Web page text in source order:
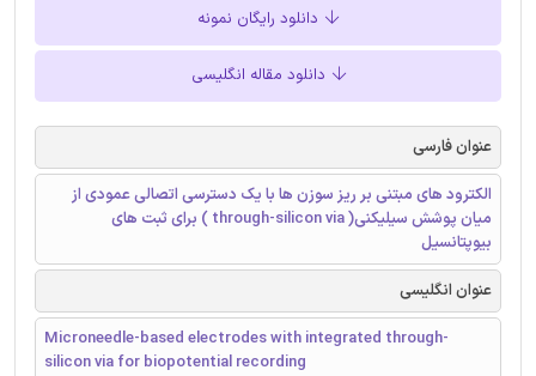
دانلود رایگان نمونه
دانلود مقاله انگلیسی
عنوان فارسی
الکترود های مبتنی بر ریز سوزن ها با یک دسترسی اتصالی عمودی از
میان پوشش سیلیکنی( through-silicon via ) برای ثبت های
بیوپتانسیل
عنوان انگلیسی
Microneedle-based electrodes with integrated through-
silicon via for biopotential recording